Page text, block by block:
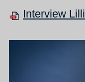
Interview